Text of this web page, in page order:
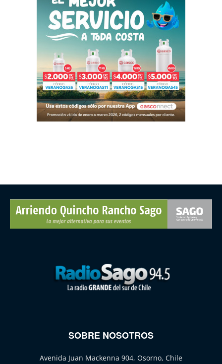
SOBRE NOSOTROS
Avenida Juan Mackenna 904, Osorno, Chile